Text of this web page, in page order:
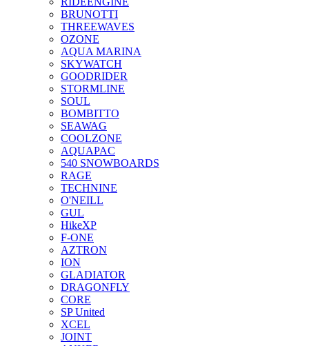
BRUNOTTI
THREEWAVES
OZONE
AQUA MARINA
SKYWATCH
GOODRIDER
STORMLINE
SOUL
BOMBITTO
SEAWAG
COOLZONE
AQUAPAC
540 SNOWBOARDS
RAGE
TECHNINE
O'NEILL
GUL
HikeXP
F-ONE
AZTRON
ION
GLADIATOR
DRAGONFLY
CORE
SP United
XCEL
JOINT